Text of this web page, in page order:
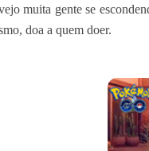
muita gente se
doa a quem doer.